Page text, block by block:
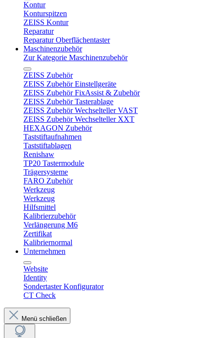
Kontur
Konturspitzen
ZEISS Kontur
Reparatur
Reparatur Oberflächentaster
Maschinenzubehör
Zur Kategorie Maschinenzubehör
ZEISS Zubehör
ZEISS Zubehör Einstellgeräte
ZEISS Zubehör FixAssist & Zubehör
ZEISS Zubehör Tasterablage
ZEISS Zubehör Wechselteller VAST
ZEISS Zubehör Wechselteller XXT
HEXAGON Zubehör
Taststiftaufnahmen
Taststiftablagen
Renishaw
TP20 Tastermodule
Trägersysteme
FARO Zubehör
Werkzeug
Werkzeug
Hilfsmittel
Kalibrierzubehör
Verlängerung M6
Zertifikat
Kalibriernormal
Unternehmen
Website
Identity
Sondertaster Konfigurator
CT Check
Menü schließen